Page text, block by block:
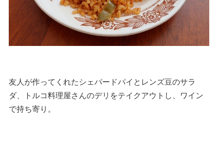
友人が作ってくれたシェパードパイとレンズ豆のサラ
ダ、トルコ料理屋さんのデリをテイクアウトし、ワイン
で持ち寄り。